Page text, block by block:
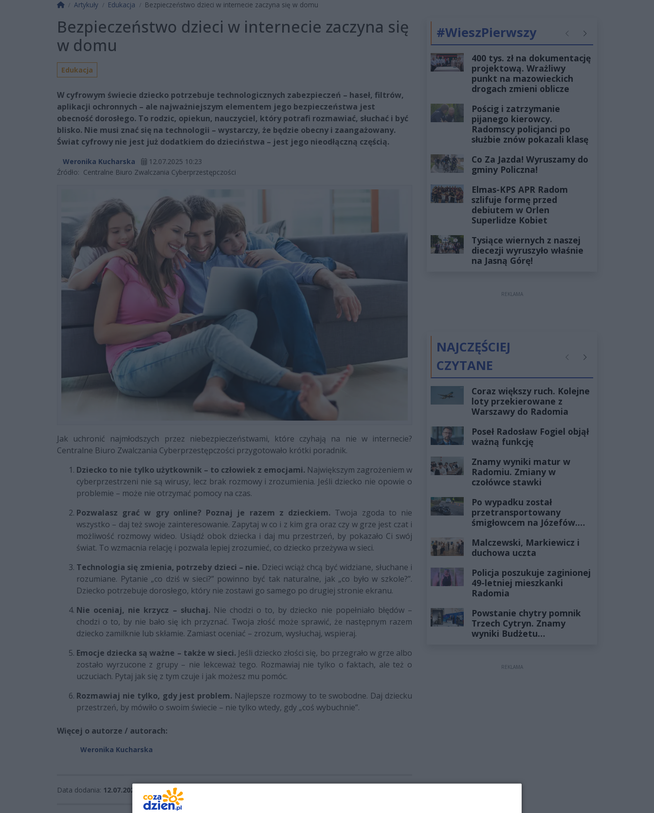
Strona główna
Artykuły Edukacja Bezpieczeństwo dzieci w internecie zaczyna się w domu
Bezpieczeństwo dzieci w internecie zaczyna się
w domu
Edukacja
W cyfrowym świecie dziecko potrzebuje technologicznych zabezpieczeń – haseł, filtrów,
aplikacji ochronnych – ale najważniejszym elementem jego bezpieczeństwa jest
obecność dorosłego. To rodzic, opiekun, nauczyciel, który potrafi rozmawiać, słuchać i być
blisko. Nie musi znać się na technologii – wystarczy, że będzie obecny i zaangażowany.
Świat cyfrowy nie jest już dodatkiem do dzieciństwa – jest jego nieodłączną częścią.
Weronika Kucharska
12.07.2025 10:23
Źródło: Centralne Biuro Zwalczania Cyberprzestępczości
Jak uchronić najmłodszych przez niebezpieczeństwami, które czyhają na nie w internecie?
Centralne Biuro Zwalczania Cyberprzestępczości przygotowało krótki poradnik.
Dziecko to nie tylko użytkownik – to człowiek z emocjami. Największym zagrożeniem w
cyberprzestrzeni nie są wirusy, lecz brak rozmowy i zrozumienia. Jeśli dziecko nie opowie o
problemie – może nie otrzymać pomocy na czas.
Pozwalasz grać w gry online? Poznaj je razem z dzieckiem. Twoja zgoda to nie
wszystko – daj też swoje zainteresowanie. Zapytaj w co i z kim gra oraz czy w grze jest czat i
możliwość rozmowy wideo. Usiądź obok dziecka i daj mu przestrzeń, by pokazało Ci swój
świat. To wzmacnia relację i pozwala lepiej zrozumieć, co dziecko przeżywa w sieci.
Technologia się zmienia, potrzeby dzieci – nie. Dzieci wciąż chcą być widziane, słuchane i
rozumiane. Pytanie „co dziś w sieci?” powinno być tak naturalne, jak „co było w szkole?”.
Dziecko potrzebuje dorosłego, który nie zostawi go samego po drugiej stronie ekranu.
Nie oceniaj, nie krzycz – słuchaj. Nie chodzi o to, by dziecko nie popełniało błędów –
chodzi o to, by nie bało się ich przyznać. Twoja złość może sprawić, że następnym razem
dziecko zamilknie lub skłamie. Zamiast oceniać – zrozum, wysłuchaj, wspieraj.
Emocje dziecka są ważne – także w sieci. Jeśli dziecko złości się, bo przegrało w grze albo
zostało wyrzucone z grupy – nie lekceważ tego. Rozmawiaj nie tylko o faktach, ale też o
uczuciach. Pytaj jak się z tym czuje i jak możesz mu pomóc.
Rozmawiaj nie tylko, gdy jest problem. Najlepsze rozmowy to te swobodne. Daj dziecku
przestrzeń, by mówiło o swoim świecie – nie tylko wtedy, gdy „coś wybuchnie”.
Więcej o autorze / autorach:
Weronika Kucharska
Data dodania: 12.07.2025 10:23
#WieszPierwszy PoprzednieNastępne
400 tys. zł na dokumentację
projektową. Wrażliwy
punkt na mazowieckich
drogach zmieni oblicze
Pościg i zatrzymanie
pijanego kierowcy.
Radomscy policjanci po
służbie znów pokazali klasę
Co Za Jazda! Wyruszamy do
gminy Policzna!
Elmas-KPS APR Radom
szlifuje formę przed
debiutem w Orlen
Superlidze Kobiet
Tysiące wiernych z naszej
diecezji wyruszyło właśnie
na Jasną Górę!
REKLAMA
NAJCZĘŚCIEJ
CZYTANE
PoprzednieNastępne
Coraz większy ruch. Kolejne
loty przekierowane z
Warszawy do Radomia
Poseł Radosław Fogiel objął
ważną funkcję
Znamy wyniki matur w
Radomiu. Zmiany w
czołówce stawki
Po wypadku został
przetransportowany
śmigłowcem na Józefów.
żyłach
Malczewski, Markiewicz i
duchowa uczta
Policja poszukuje zaginionej
49-letniej mieszkanki
Radomia
Powstanie chytry pomnik
Trzech Cytryn. Znamy
wyniki Budżetu
REKLAMA